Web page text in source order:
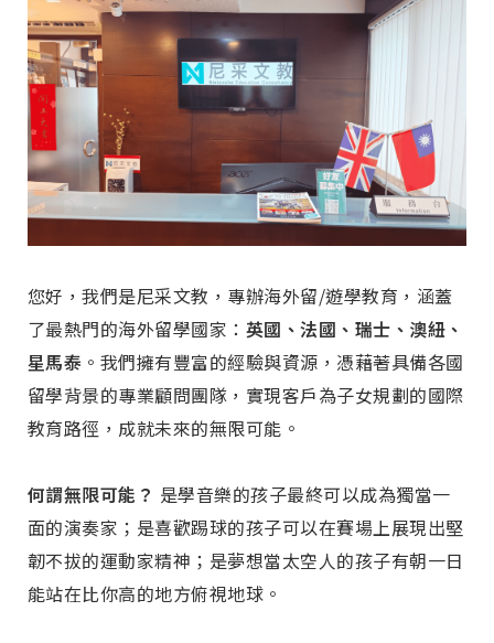
您好，我們是尼采文教，專辦海外留/遊學教育，涵蓋
了最熱門的海外留學國家： 英國、法國、瑞士、澳紐、
星馬泰 。我們擁有豐富的經驗與資源，憑藉著具備各國
留學背景的專業顧問團隊，實現客戶為子女規劃的國際
教育路徑，成就未來的無限可能。
何謂無限可能？ 是學音樂的孩子最終可以成為獨當一
面的演奏家；是喜歡踢球的孩子可以在賽場上展現出堅
韌不拔的運動家精神；是夢想當太空人的孩子有朝一日
能站在比你高的地方俯視地球。